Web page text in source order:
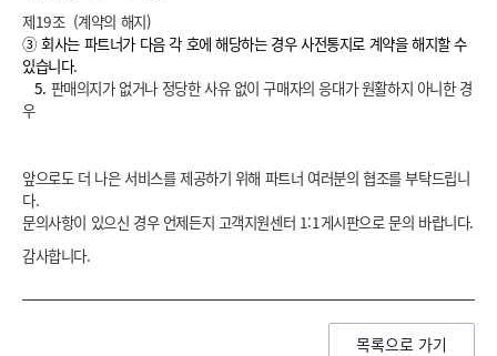
제19조 (계약의 해지)
③ 회사는 파트너가 다음 각 호에 해당하는 경우 사전통지로 계약을 해지할 수
있습니다.
5. 판매의지가 없거나 정당한 사유 없이 구매자의 응대가 원활하지 아니한 경
우
앞으로도 더 나은 서비스를 제공하기 위해 파트너 여러분의 협조를 부탁드립니
다.
문의사항이 있으신 경우 언제든지 고객지원센터 1:1게시판으로 문의 바랍니다.
감사합니다.
목록으로 가기